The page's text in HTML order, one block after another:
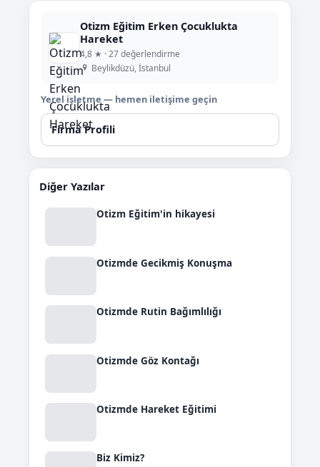
Otizm Eğitim Erken Çocuklukta
Hareket
4,8 ★ · 27 değerlendirme
Beylikdüzü, İstanbul
Yerel işletme — hemen iletişime geçin
Firma Profili
Diğer Yazılar
Otizm Eğitim'in hikayesi
Otizmde Gecikmiş Konuşma
Otizmde Rutin Bağımlılığı
Otizmde Göz Kontağı
Otizmde Hareket Eğitimi
Biz Kimiz?